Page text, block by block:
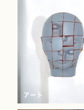
アート